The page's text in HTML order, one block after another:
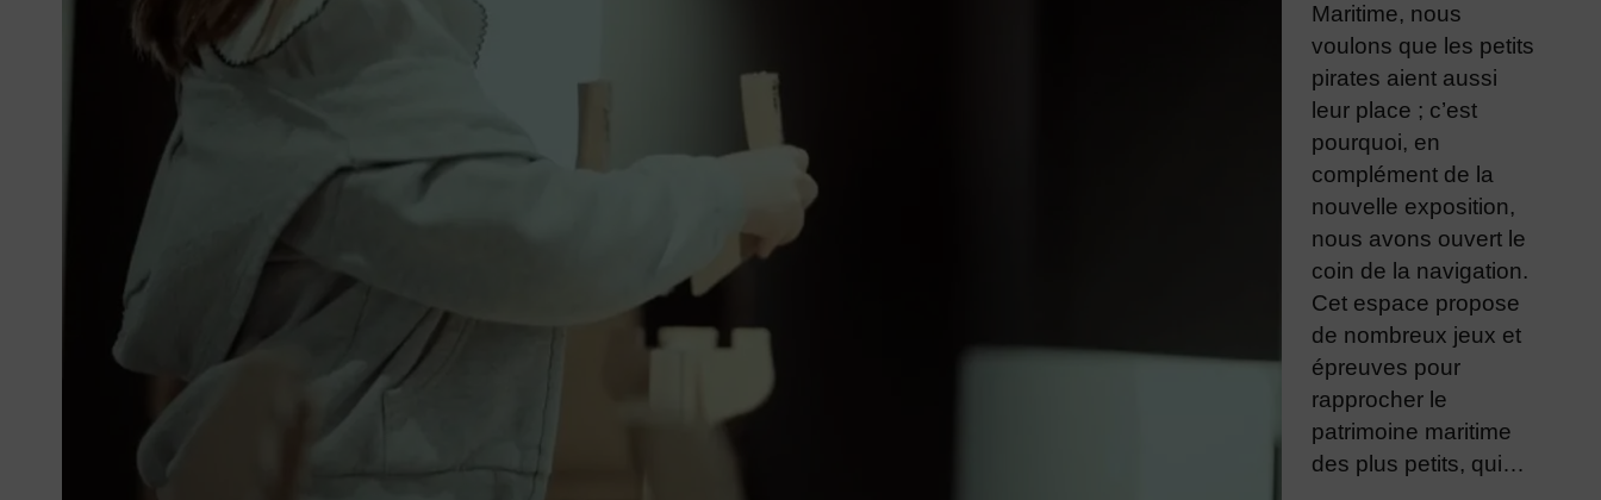
Maritime, nous
voulons que les petits
pirates aient aussi
leur place ; c’est
pourquoi, en
complément de la
nouvelle exposition,
nous avons ouvert le
coin de la navigation.
Cet espace propose
de nombreux jeux et
épreuves pour
rapprocher le
patrimoine maritime
des plus petits, qui…